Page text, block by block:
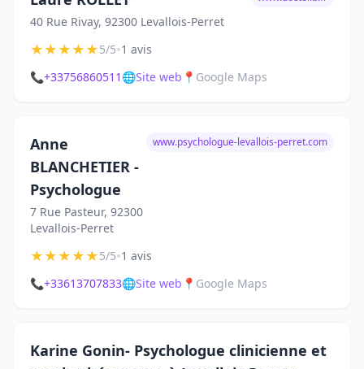
40 Rue Rivay, 92300 Levallois-Perret
★★★★★5/5•1 avis
📞+33756860511 🌐Site web 📍 Google Maps
Anne
BLANCHETIER -
Psychologue
7 Rue Pasteur, 92300
Levallois-Perret
www.psychologue-levallois-perret.com
★★★★★5/5•1 avis
📞+33613707833🌐Site web 📍 Google Maps
Karine Gonin- Psychologue clinicienne et